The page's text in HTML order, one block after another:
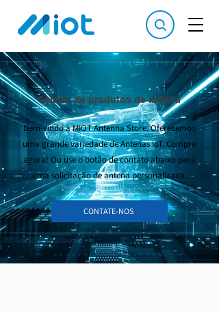
Seletor de produtos de antena
Bem-vindo à MIOT Antenna Store. Oferecemos
uma grande variedade de Antenas IoT. Compre
agora! Ou use o botão de contato abaixo para
uma solicitação de antena personalizada.
CONTATE-NOS